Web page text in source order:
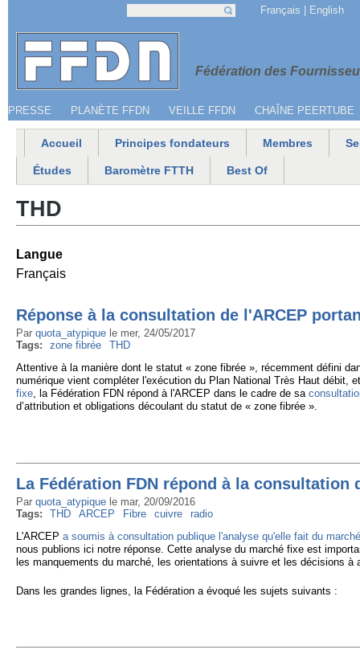
Jump to navigation
Fédération des
Menu secondaire
PRESSE PLANÈTE FFDN VEILLE FFDN CHAÎNE PEERTUBE
Français English
Menu principal
Accueil Principes fondateurs Membres
Études Baromètre FTTH Best Of
THD
Langue
Français
Réponse à la consultation de l'ARCEP
Par quota_atypique le mer, 24/05/2017
Tags:
zone fibrée
THD
Attentive à la manière dont le statut « zone fibrée », récemment défini
numérique vient compléter l'exécution du Plan National Très Haut débit,
fixe, la Fédération FDN répond à l'ARCEP dans le cadre de sa
d’attribution et obligations découlant du statut de « zone fibrée ».
La Fédération FDN répond à la
Par quota_atypique le mar, 20/09/2016
Tags:
THD ARCEP Fibre cuivre
radio
L'ARCEP a soumis à consultation publique l'analyse qu'elle fait du
nous publions ici notre réponse. Cette analyse du marché fixe est
les manquements du marché, les orientations à suivre et les décisions à
Dans les grandes lignes, la Fédération a évoqué les sujets suivants :